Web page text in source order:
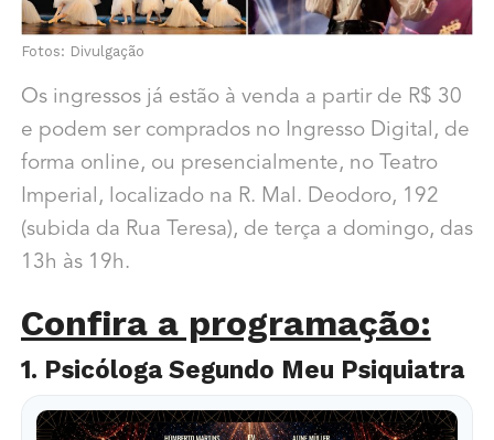
Fotos: Divulgação
Os ingressos já estão à venda a partir de R$ 30
e podem ser comprados no Ingresso Digital, de
forma online, ou presencialmente, no Teatro
Imperial, localizado na R. Mal. Deodoro, 192
(subida da Rua Teresa), de terça a domingo, das
13h às 19h.
Confira a programação:
1. Psicóloga Segundo Meu Psiquiatra